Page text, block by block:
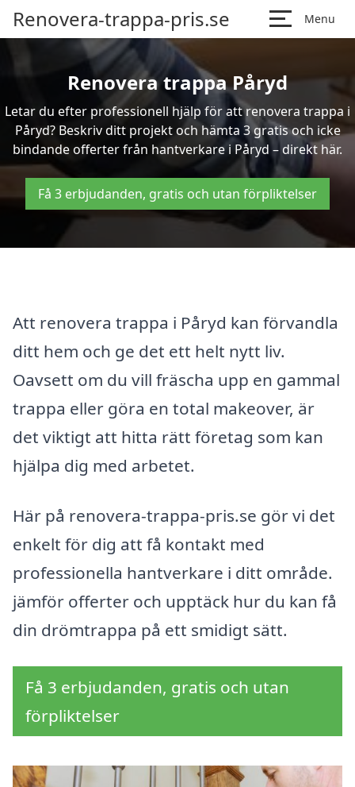
Renovera-trappa-pris.se Menu
Renovera trappa Påryd
Letar du efter professionell hjälp för att renovera trappa i
Påryd? Beskriv ditt projekt och hämta 3 gratis och icke
bindande offerter från hantverkare i Påryd – direkt här.
Få 3 erbjudanden, gratis och utan förpliktelser
Att renovera trappa i Påryd kan förvandla
ditt hem och ge det ett helt nytt liv.
Oavsett om du vill fräscha upp en gammal
trappa eller göra en total makeover, är
det viktigt att hitta rätt företag som kan
hjälpa dig med arbetet.
Här på renovera-trappa-pris.se gör vi det
enkelt för dig att få kontakt med
professionella hantverkare i ditt område.
jämför offerter och upptäck hur du kan få
din drömtrappa på ett smidigt sätt.
Få 3 erbjudanden, gratis och utan
förpliktelser